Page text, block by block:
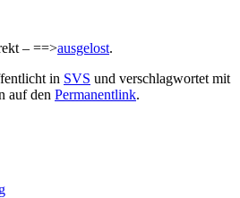
– ==>ausgelost.
in SVS und verschlagwortet mit
auf den Permanentlink.